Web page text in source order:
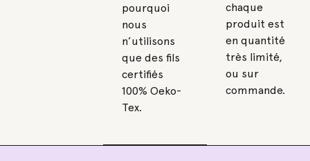
pourquoi
nous
n’utilisons
que des fils
certifiés
100% Oeko-
Tex.
chaque
produit est
en quantité
très limité,
ou sur
commande.